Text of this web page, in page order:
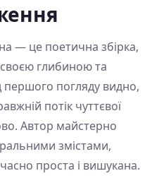
— це поетична збірка,
глибиною та
першого погляду видно,
потік чуттєвої
Автор майстерно
змістами,
проста і вишукана.